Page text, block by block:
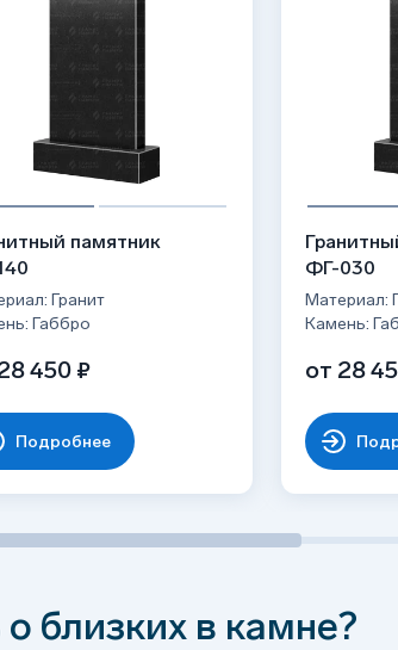
не выцветает на солнце,
десятилетия;
блеска;
с надгробными плитами и т.д.
памятник
Гранит
Габбро
450 ₽
Подробнее
ФГ-030
Материал:
Камень:
от 28
близких в камне?